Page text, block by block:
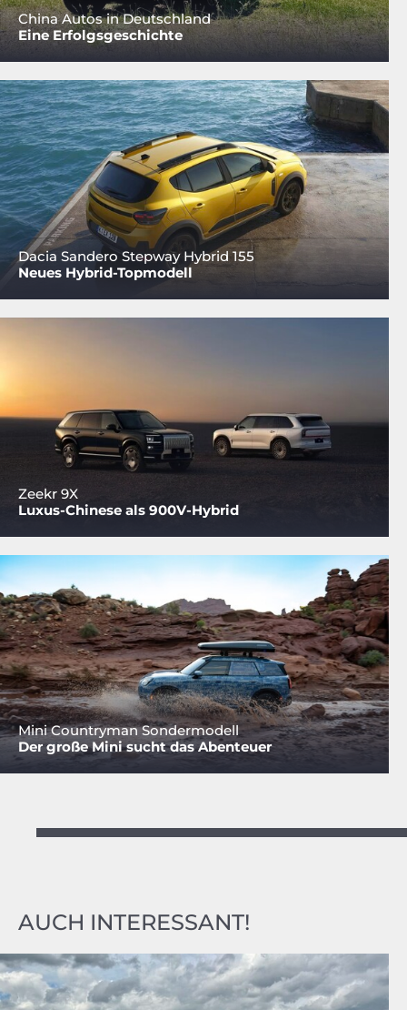
China Autos in Deutschland
Eine Erfolgsgeschichte
Dacia Sandero Stepway Hybrid 155
Neues Hybrid-Topmodell
Zeekr 9X
Luxus-Chinese als 900V-Hybrid
Mini Countryman Sondermodell
Der große Mini sucht das Abenteuer
AUCH INTERESSANT!